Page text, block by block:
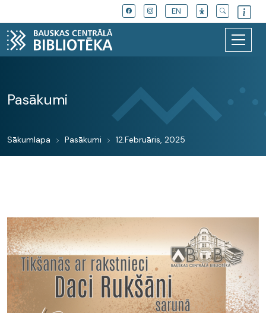
EN
Pasākumi
Sākumlapa Pasākumi 12.Februāris, 2025